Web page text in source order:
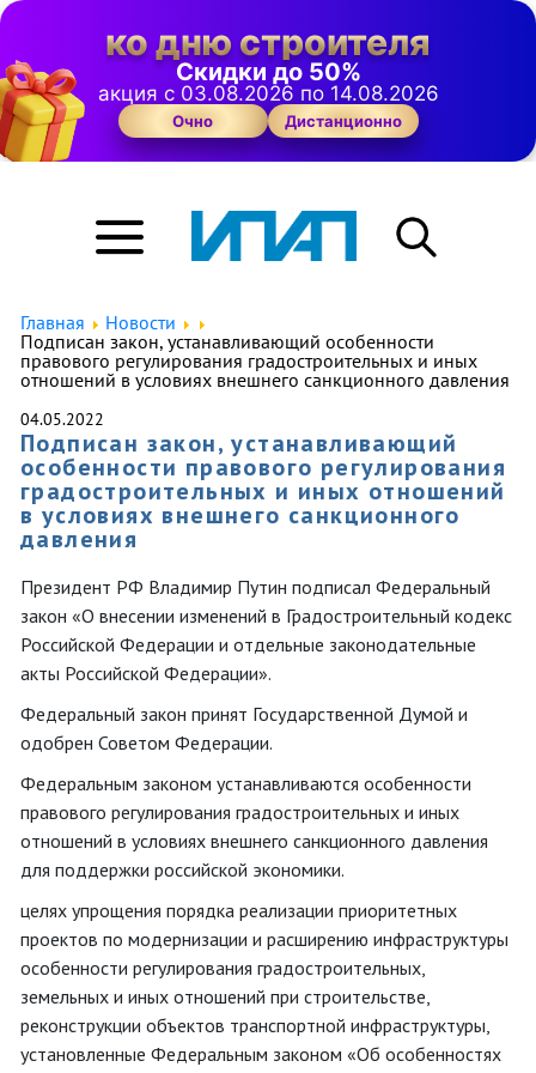
ко дню строителя
Скидки до 50%
акция с 03.08.2026 по 14.08.2026
Очно Дистанционно
Главная
Новости
Подписан закон, устанавливающий особенности
правового регулирования градостроительных и иных
отношений в условиях внешнего санкционного давления
04.05.2022
Подписан закон, устанавливающий
особенности правового регулирования
градостроительных и иных отношений
в условиях внешнего санкционного
давления
Президент РФ Владимир Путин подписал Федеральный
закон «О внесении изменений в Градостроительный кодекс
Российской Федерации и отдельные законодательные
акты Российской Федерации».
Федеральный закон принят Государственной Думой и
одобрен Советом Федерации.
Федеральным законом устанавливаются особенности
правового регулирования градостроительных и иных
отношений в условиях внешнего санкционного давления
для поддержки российской экономики.
целях упрощения порядка реализации приоритетных
проектов по модернизации и расширению инфраструктуры
особенности регулирования градостроительных,
земельных и иных отношений при строительстве,
реконструкции объектов транспортной инфраструктуры,
установленные Федеральным законом «Об особенностях